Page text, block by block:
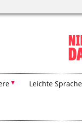
Leichte Sprache